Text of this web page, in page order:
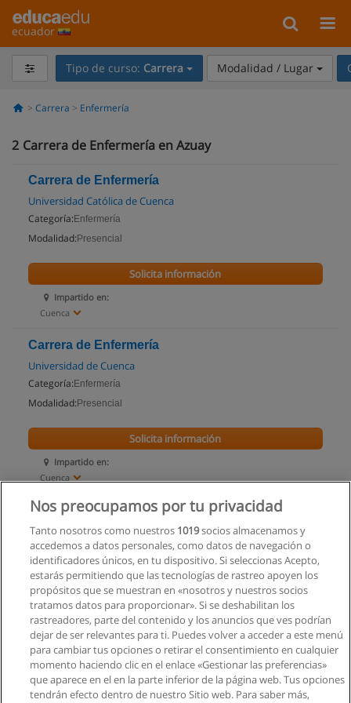
ecuador
Tipo de curso: Carrera Modalidad / Lugar
Carrera Enfermería
2 Carrera de Enfermería en Azuay
Carrera de Enfermería
Universidad Católica de Cuenca
Categoría: Enfermería
Modalidad: Presencial
Impartido en:
Cuenca
Solicita información
Carrera de Enfermería
Universidad de Cuenca
Categoría: Enfermería
Modalidad: Presencial
Impartido en:
Cuenca
Solicita información
Nos preocupamos por tu privacidad
Tanto nosotros como nuestros 1019socios almacenamos y
accedemos a datos personales, como datos de navegación o
identificadores únicos, en tu dispositivo. Si seleccionas Acepto,
estarás permitiendo que las tecnologías de rastreo apoyen los
propósitos que se muestran en «nosotros y nuestros socios
tratamos datos para proporcionar». Si se deshabilitan los
rastreadores, parte del contenido y los anuncios que ves podrían
dejar de ser relevantes para ti. Puedes volver a acceder a este menú
para cambiar tus opciones o retirar el consentimiento en cualquier
momento haciendo clic en el enlace «Gestionar las preferencias»
que aparece en el en la parte inferior de la página web. Tus opciones
tendrán efecto dentro de nuestro Sitio web. Para saber más,